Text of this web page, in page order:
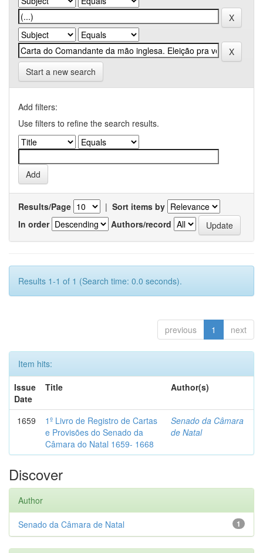
Start a new search
Add filters:
Use filters to refine the search results.
Results/Page | Sort items by
In order
Authors/record
Results 1-1 of 1 (Search time: 0.0 seconds).
previous 1 next
Item hits:
Issue
Date
Title Author(s)
1659
1º Livro de Registro de Cartas
e Provisões do Senado da
Câmara do Natal 1659- 1668
Senado da Câmara
de Natal
Discover
Author
1
Senado da Câmara de Natal